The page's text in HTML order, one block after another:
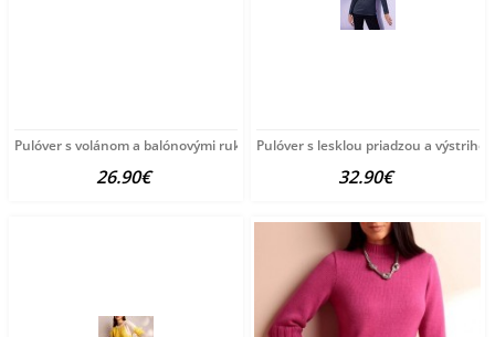
Pulóver s volánom a balónovými rukávmi HEINE, mätova-melanž
26.90€
Pulóver s lesklou priadzou a
32.90€